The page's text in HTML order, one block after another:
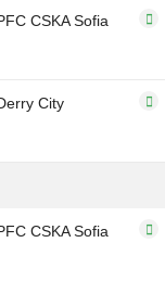
CSKA Sofia
City
CSKA Sofia